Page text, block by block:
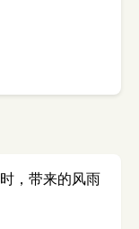
，带来的风雨